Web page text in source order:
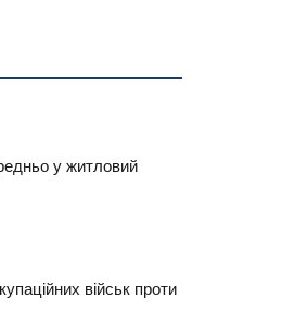
у житловий
військ проти